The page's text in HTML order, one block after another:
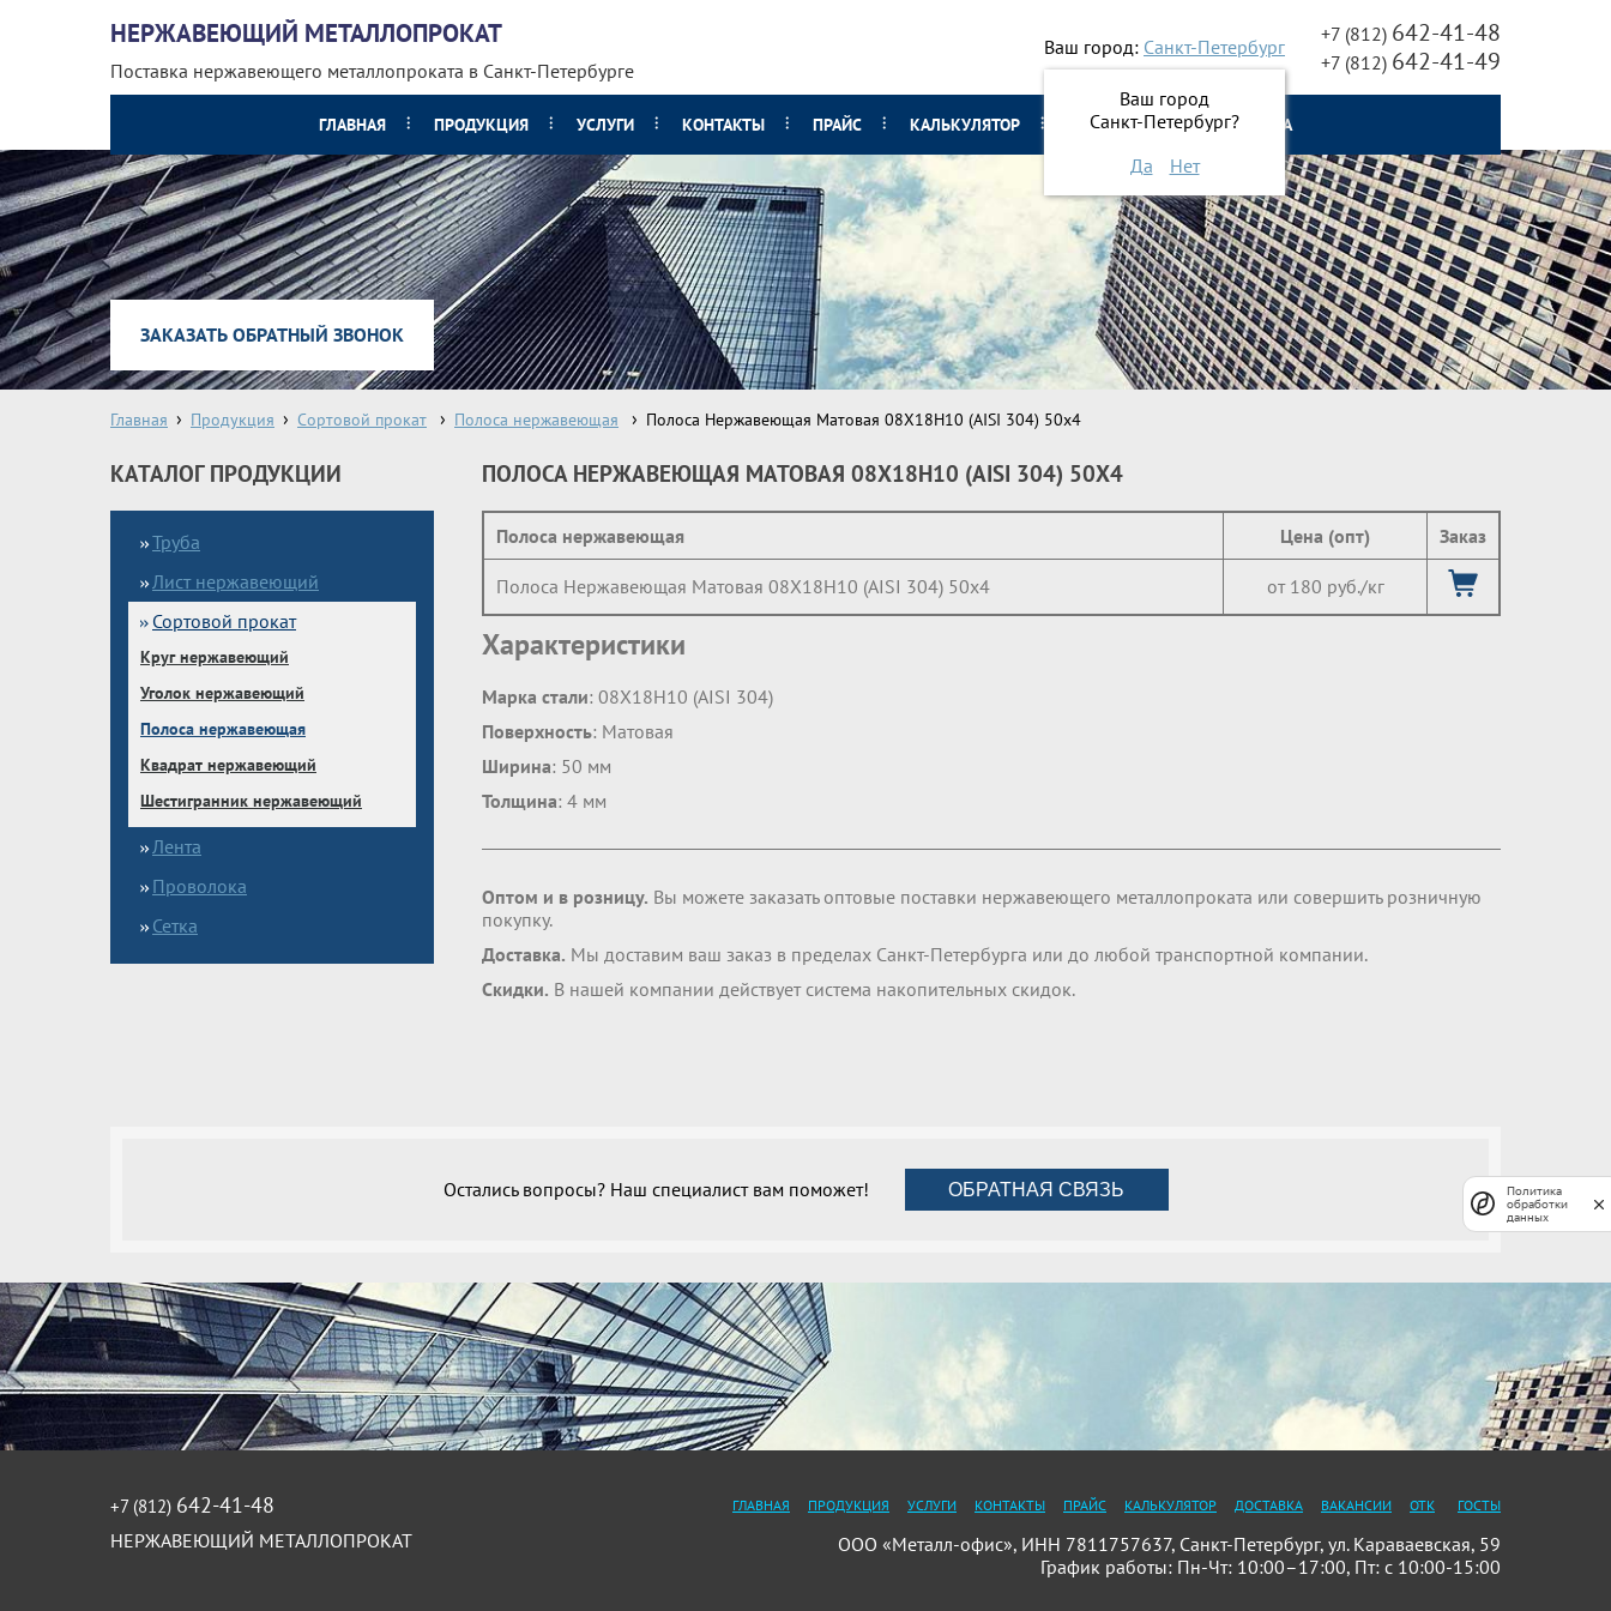
НЕРЖАВЕЮЩИЙ МЕТАЛЛОПРОКАТ
Поставка нержавеющего металлопроката в Санкт-Петербурге
Ваш город: Санкт-Петербург
Ваш город
Санкт-Петербург?
Да
Нет
+7 (812) 642-41-48
+7 (812) 642-41-49
ГЛАВНАЯ ПРОДУКЦИЯ УСЛУГИ КОНТАКТЫ ПРАЙС КАЛЬКУЛЯТОР О НАС ОНЛАЙН ЗАЯВКА
ЗАКАЗАТЬ ОБРАТНЫЙ ЗВОНОК
Главная Продукция Сортовой прокат Полоса нержавеющая Полоса Нержавеющая Матовая 08Х18Н10 (AISI 304) 50х4
КАТАЛОГ ПРОДУКЦИИ
Труба
Лист нержавеющий
Сортовой прокат
Круг нержавеющий
Уголок нержавеющий
Полоса нержавеющая
Квадрат нержавеющий
Шестигранник нержавеющий
Лента
Проволока
Сетка
ПОЛОСА НЕРЖАВЕЮЩАЯ МАТОВАЯ 08Х18Н10 (AISI 304) 50Х4
Полоса нержавеющая Цена (опт) Заказ
Полоса Нержавеющая Матовая 08Х18Н10 (AISI 304) 50х4 от 180 руб./кг
Характеристики
Марка стали: 08Х18Н10 (AISI 304)
Поверхность: Матовая
Ширина: 50 мм
Толщина: 4 мм
Оптом и в розницу. Вы можете заказать оптовые поставки нержавеющего металлопроката или совершить розничную
покупку.
Доставка. Мы доставим ваш заказ в пределах Санкт-Петербурга или до любой транспортной компании.
Скидки. В нашей компании действует система накопительных скидок.
Остались вопросы? Наш специалист вам поможет! ОБРАТНАЯ СВЯЗЬ
+7 (812) 642-41-48
НЕРЖАВЕЮЩИЙ МЕТАЛЛОПРОКАТ
ГЛАВНАЯ ПРОДУКЦИЯ УСЛУГИ КОНТАКТЫ ПРАЙС КАЛЬКУЛЯТОР ДОСТАВКА ВАКАНСИИ ОТК ГОСТЫ
ООО «Металл-офис», ИНН 7811757637, Санкт-Петербург, ул. Караваевская, 59
График работы: Пн-Чт: 10:00–17:00, Пт: с 10:00-15:00
Политика
обработки
данных